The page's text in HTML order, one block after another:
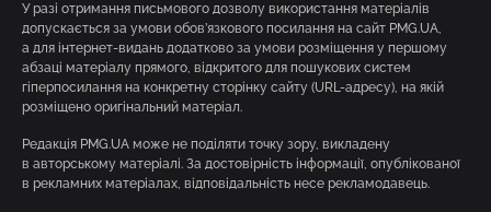
У разі отримання письмового дозволу використання матеріалів
допускається за умови обов’язкового посилання на сайт PMG.UA,
а для інтернет-видань додатково за умови розміщення у першому
абзаці матеріалу прямого, відкритого для пошукових систем
гіперпосилання на конкретну сторінку сайту (URL-адресу), на якій
розміщено оригінальний матеріал.
Редакція PMG.UA може не поділяти точку зору, викладену
в авторському матеріалі. За достовірність інформації, опублікованої
в рекламних матеріалах, відповідальність несе рекламодавець.